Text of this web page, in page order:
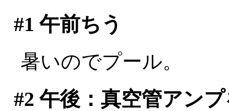
#1 午前ちう
暑いのでプール。
#2 午後：真空管アン